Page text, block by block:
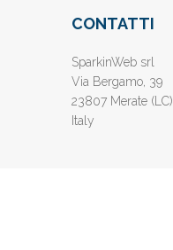
CONTATTI
SparkinWeb srl
Via Bergamo, 39
23807 Merate (LC)
Italy